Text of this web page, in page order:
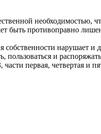
необходимостью,
быть противоправно
собственности нарушает
и
части первая, четвертая и